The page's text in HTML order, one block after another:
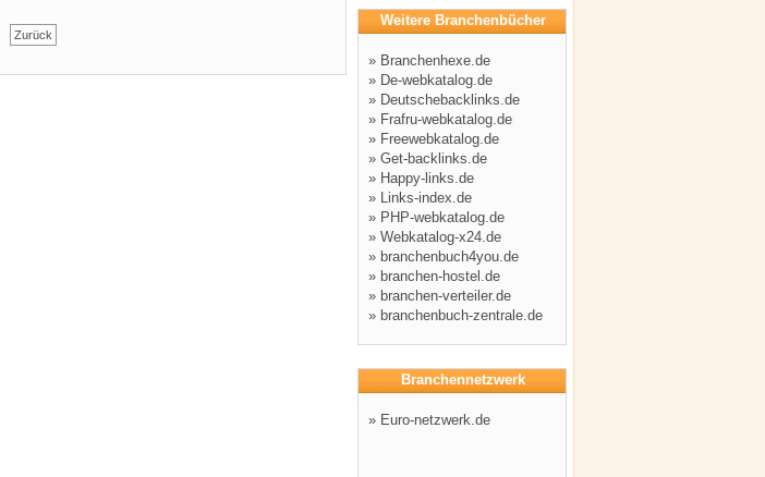
Zurück
Weitere Branchenbücher
» Branchenhexe.de
» De-webkatalog.de
» Deutschebacklinks.de
» Frafru-webkatalog.de
» Freewebkatalog.de
» Get-backlinks.de
» Happy-links.de
» Links-index.de
» PHP-webkatalog.de
» Webkatalog-x24.de
» branchenbuch4you.de
» branchen-hostel.de
» branchen-verteiler.de
» branchenbuch-zentrale.de
Branchennetzwerk
» Euro-netzwerk.de